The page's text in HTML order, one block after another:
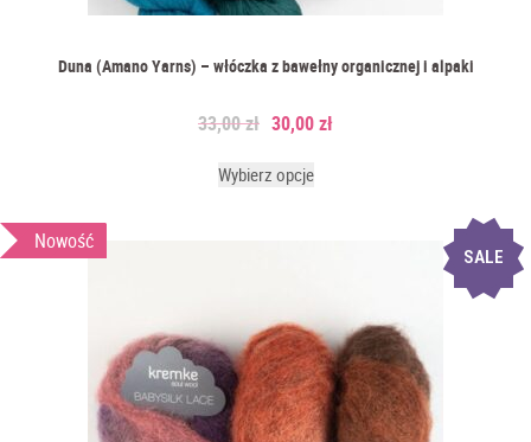
Duna (Amano Yarns) – włóczka z bawełny organicznej i alpaki
33,00zł 30,00zł
Wybierz opcje
SALE
Nowość